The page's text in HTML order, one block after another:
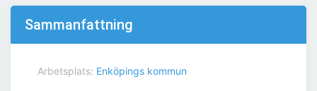
Sammanfattning
Arbetsplats: Enköpings kommun